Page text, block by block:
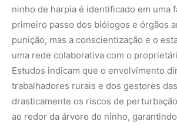
ninho de harpia é identificado em uma
primeiro passo dos biólogos e órgãos
punição, mas a conscientização e o
uma rede colaborativa com o
Estudos indicam que o envolvimento
trabalhadores rurais e dos gestores
drasticamente os riscos de
ao redor da árvore do ninho,